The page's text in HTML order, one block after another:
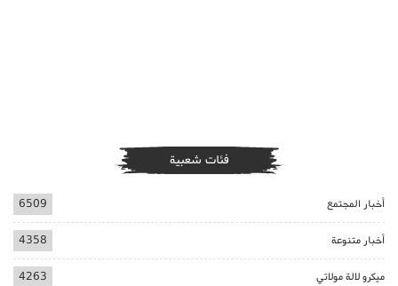
فئات شعبية
أخبار المجتمع 6509
أخبار متنوعة 4358
ميكرو لالة مولاتي 4263